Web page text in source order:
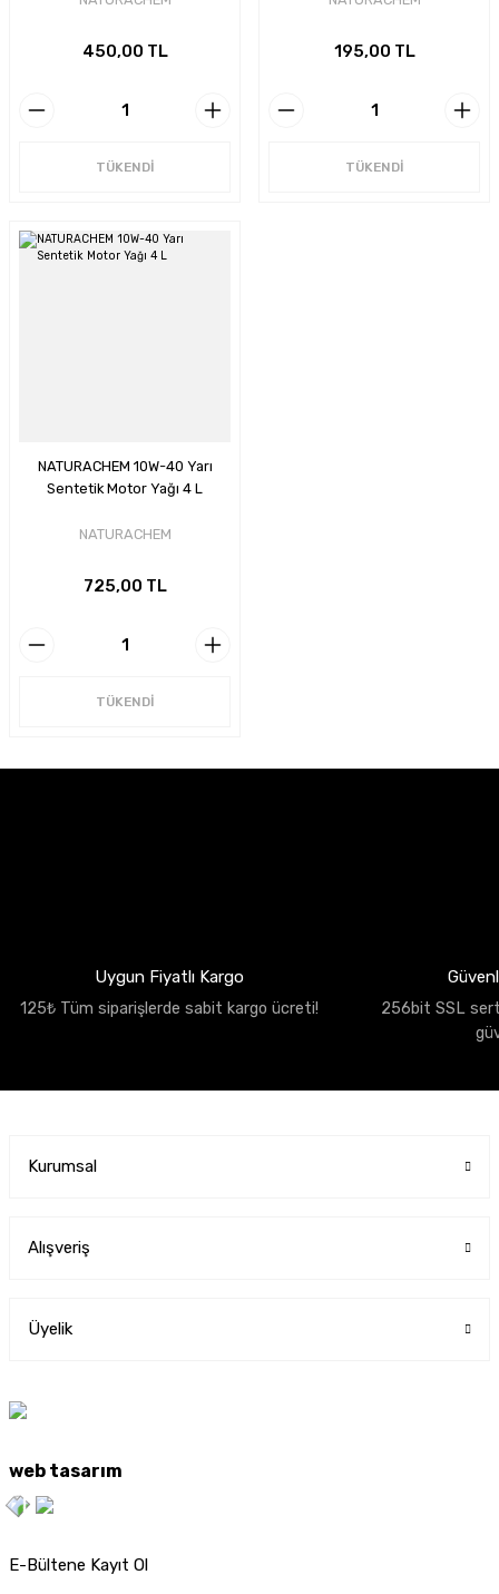
450,00 TL
TÜKENDİ
195,00 TL
TÜKENDİ
NATURACHEM 10W-40 Yarı
Sentetik Motor Yağı 4 L
NATURACHEM
725,00 TL
TÜKENDİ
Uygun Fiyatlı Kargo
125₺ Tüm siparişlerde sabit kargo ücreti!
256bit SSL
Kurumsal
Alışveriş
Üyelik
web tasarım
E-Bültene Kayıt Ol